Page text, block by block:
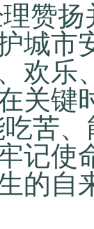
扬
城市
欢乐
关键
苦
记使
的自